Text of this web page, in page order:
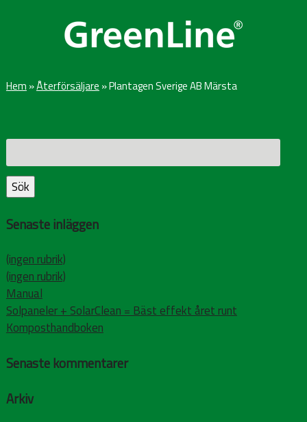
Hem »Återförsäljare »Plantagen Sverige AB Märsta
Sök
efter:
Sök
Senaste inläggen
(ingen rubrik)
(ingen rubrik)
Manual
Solpaneler + SolarClean = Bäst effekt året runt
Komposthandboken
Senaste kommentarer
Arkiv